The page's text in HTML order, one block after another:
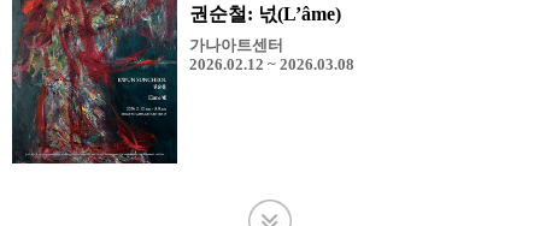
권순철: 넋(L’âme)
가나아트센터
2026.02.12 ~ 2026.03.08